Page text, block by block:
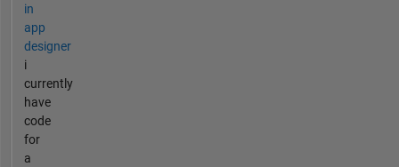
in
app
designer
i
currently
have
code
for
a